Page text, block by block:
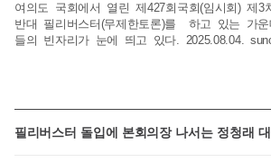
여의도 국회에서 열린 제427회국회(임시회) 제3
반대 필리버스터(무제한토론)를 하고 있는 가
들의 빈자리가 눈에 띄고 있다. 2025.08.04.
필리버스터 돌입에 본회의장 나서는 정청래